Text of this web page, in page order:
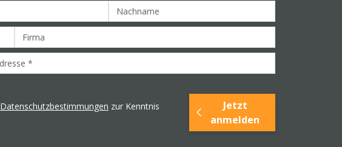
Datenschutzbestimmungen zur Kenntnis
Jetzt
anmelden